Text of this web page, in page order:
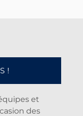
!
et
des